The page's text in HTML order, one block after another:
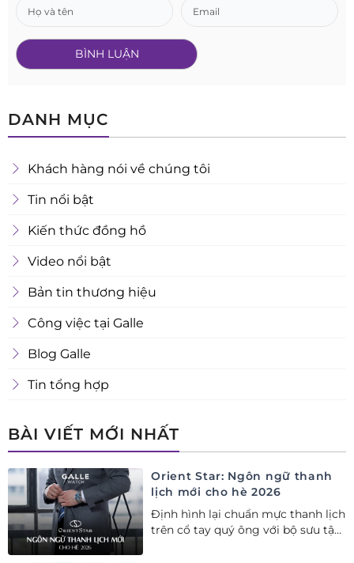
DANH MỤC
Khách hàng nói về chúng tôi
Tin nổi bật
Kiến thức đồng hồ
Video nổi bật
Bản tin thương hiệu
Công việc tại Galle
Blog Galle
Tin tổng hợp
BÀI VIẾT MỚI NHẤT
Orient Star: Ngôn ngữ thanh
lịch mới cho hè 2026
Định hình lại chuẩn mực thanh lịch
trên cổ tay quý ông với bộ sưu tập